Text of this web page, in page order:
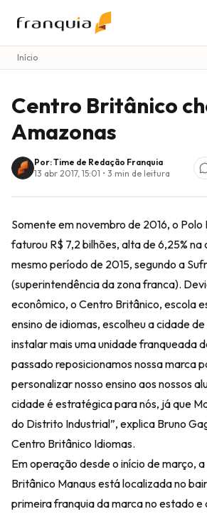
Início
Centro Britânico
Amazonas
Por: Time de Redação Franquia
13 abr 2017, 15:01 • 3 min de leitura
Somente em novembro de 2016, o
faturou R$ 7,2 bilhões, alta de 6,25%
mesmo período de 2015, segundo a
(superintendência da zona franca).
econômico, o Centro Britânico, escola
ensino de idiomas, escolheu a cidade
instalar mais uma unidade franqueada
passado reposicionamos nossa marca
personalizar nosso ensino aos nossos
cidade é estratégica para nós, já que
do Distrito Industrial”, explica Bruno
Centro Britânico Idiomas.
Em operação desde o início de março,
Britânico Manaus está localizada no
primeira franquia da marca no estado